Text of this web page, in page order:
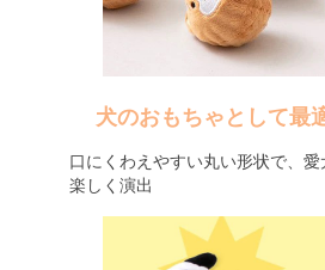
犬のおもちゃとして最
口にくわえやすい丸い形状で、
楽しく演出